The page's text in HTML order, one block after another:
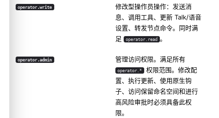
operator.write
修改型操作员操作：发送消
息、调用工具、更新 Talk/语音
设置、转发节点命令。同时满
足
operator.read 。
operator.admin 管理访问权限。满足所有
operator.* 权限范围。修改配
置、执行更新、使用原生钩
子、访问保留命名空间和进行
高风险审批时必须具备此权
限。